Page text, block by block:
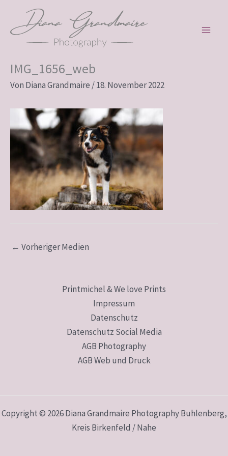
springen
IMG_1656_web
Von Diana Grandmaire /18. November 2022
← Vorheriger Medien
Printmichel & We love Prints
Impressum
Datenschutz
Datenschutz Social Media
AGB Photography
AGB Web und Druck
Copyright © 2026 Diana Grandmaire Photography Buhlenberg,
Kreis Birkenfeld / Nahe